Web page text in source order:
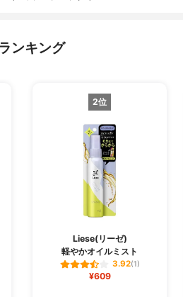
ンキング
2位
Liese(リーゼ)
軽やかオイルミスト
3.92(1)
¥609